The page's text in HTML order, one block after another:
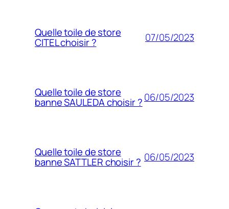
Quelle toile de store
CITEL choisir ? 07/05/2023
Quelle toile de store
banne SAULEDA choisir ?06/05/2023
Quelle toile de store
banne SATTLER choisir ? 06/05/2023